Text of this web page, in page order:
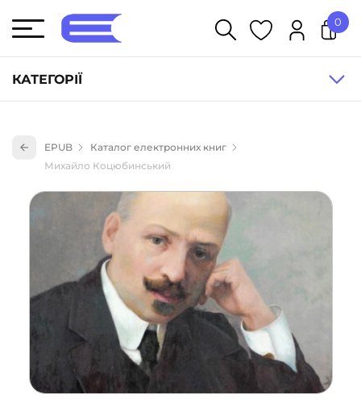
КАТЕГОРІЇ
Книги для дітей (833)
Науково-популярна література (1015)
Навчальна література та посібники (527)
Енциклопедії, довідники, словники (55)
Подарункові сертифікати (1)
0
EPUB
Каталог електронних книг
Михайло Коцюбинський